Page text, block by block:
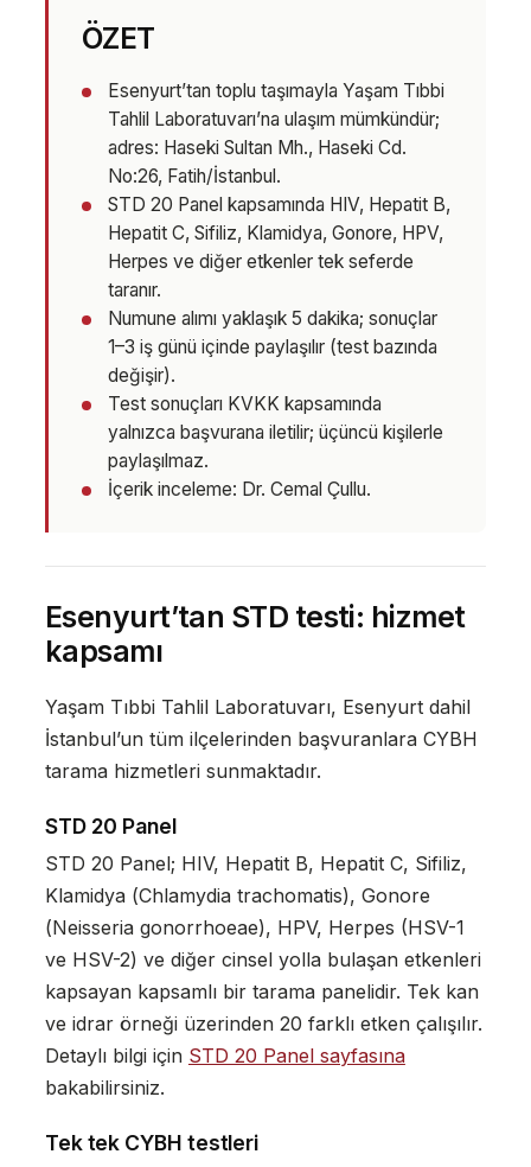
ÖZET
Esenyurt’tan toplu taşımayla Yaşam Tıbbi
Tahlil Laboratuvarı’na ulaşım mümkündür;
adres: Haseki Sultan Mh., Haseki Cd.
No:26, Fatih/İstanbul.
STD 20 Panel kapsamında HIV, Hepatit B,
Hepatit C, Sifiliz, Klamidya, Gonore, HPV,
Herpes ve diğer etkenler tek seferde
taranır.
Numune alımı yaklaşık 5 dakika; sonuçlar
1–3 iş günü içinde paylaşılır (test bazında
değişir).
Test sonuçları KVKK kapsamında
yalnızca başvurana iletilir; üçüncü kişilerle
paylaşılmaz.
İçerik inceleme: Dr. Cemal Çullu.
Esenyurt’tan STD testi: hizmet
kapsamı
Yaşam Tıbbi Tahlil Laboratuvarı, Esenyurt dahil
İstanbul’un tüm ilçelerinden başvuranlara CYBH
tarama hizmetleri sunmaktadır.
STD 20 Panel
STD 20 Panel; HIV, Hepatit B, Hepatit C, Sifiliz,
Klamidya (Chlamydia trachomatis), Gonore
(Neisseria gonorrhoeae), HPV, Herpes (HSV-1
ve HSV-2) ve diğer cinsel yolla bulaşan etkenleri
kapsayan kapsamlı bir tarama panelidir. Tek kan
ve idrar örneği üzerinden 20 farklı etken çalışılır.
Detaylı bilgi için STD 20 Panel sayfasına
bakabilirsiniz.
Tek tek CYBH testleri